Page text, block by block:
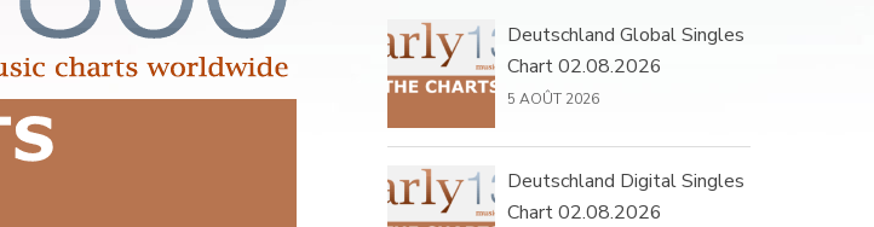
Deutschland Global Singles
Chart 02.08.2026
5 AOÛT 2026
Deutschland Digital Singles
Chart 02.08.2026